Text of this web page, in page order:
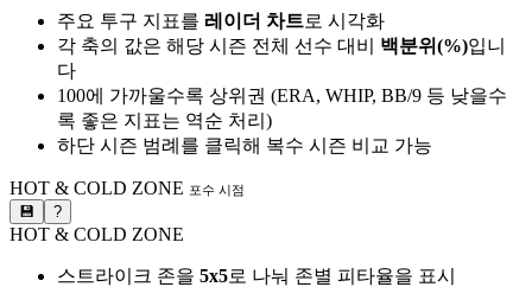
주요 투구 지표를 레이더 차트로 시각화
각 축의 값은 해당 시즌 전체 선수 대비 백분위(%)입니
다
100에 가까울수록 상위권 (ERA, WHIP, BB/9 등 낮을수
록 좋은 지표는 역순 처리)
하단 시즌 범례를 클릭해 복수 시즌 비교 가능
HOT & COLD ZONE 포수 시점
💾 ?
HOT & COLD ZONE
스트라이크 존을 5x5로 나눠 존별 피타율을 표시